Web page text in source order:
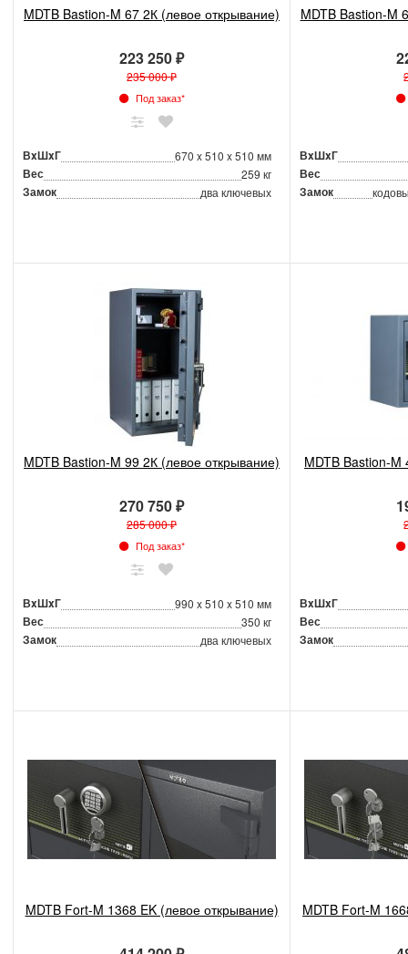
MDTB Bastion-M 67 2К (левое открывание)
223 250 ₽
235 000 ₽
Под заказ*
ВxШxГ 670 x 510 x 510 мм
Вес 259 кг
Замок два ключевых
MDTB Bastion-M
ВxШxГ
Вес
Замок
MDTB Bastion-M 99 2К (левое открывание)
270 750 ₽
285 000 ₽
Под заказ*
ВxШxГ 990 x 510 x 510 мм
Вес 350 кг
Замок два ключевых
MDTB Bastion-M
ВxШxГ
Вес
Замок
MDTB Fort-M 1368 EK (левое открывание) MDTB Fort-M